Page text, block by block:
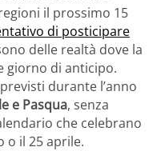
il prossimo 15
di posticipare
delle realtà dove la
giorno di anticipo.
durante l’anno
e Pasqua, senza
che celebrano
o il 25 aprile.